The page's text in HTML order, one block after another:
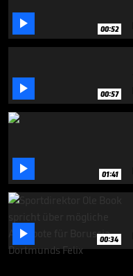
 00:52
 00:57
 01:41
 00:34